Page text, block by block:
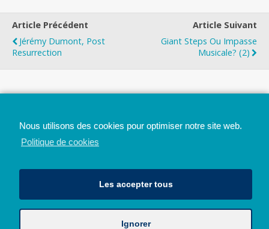
Article Précédent
Jérémy Dumont, Post
Resurrection
Article Suivant
Giant Steps Ou Impasse
Musicale? (2)
Nous utilisons des cookies pour optimiser notre site web.
Politique de cookies
Les accepter tous
Ignorer